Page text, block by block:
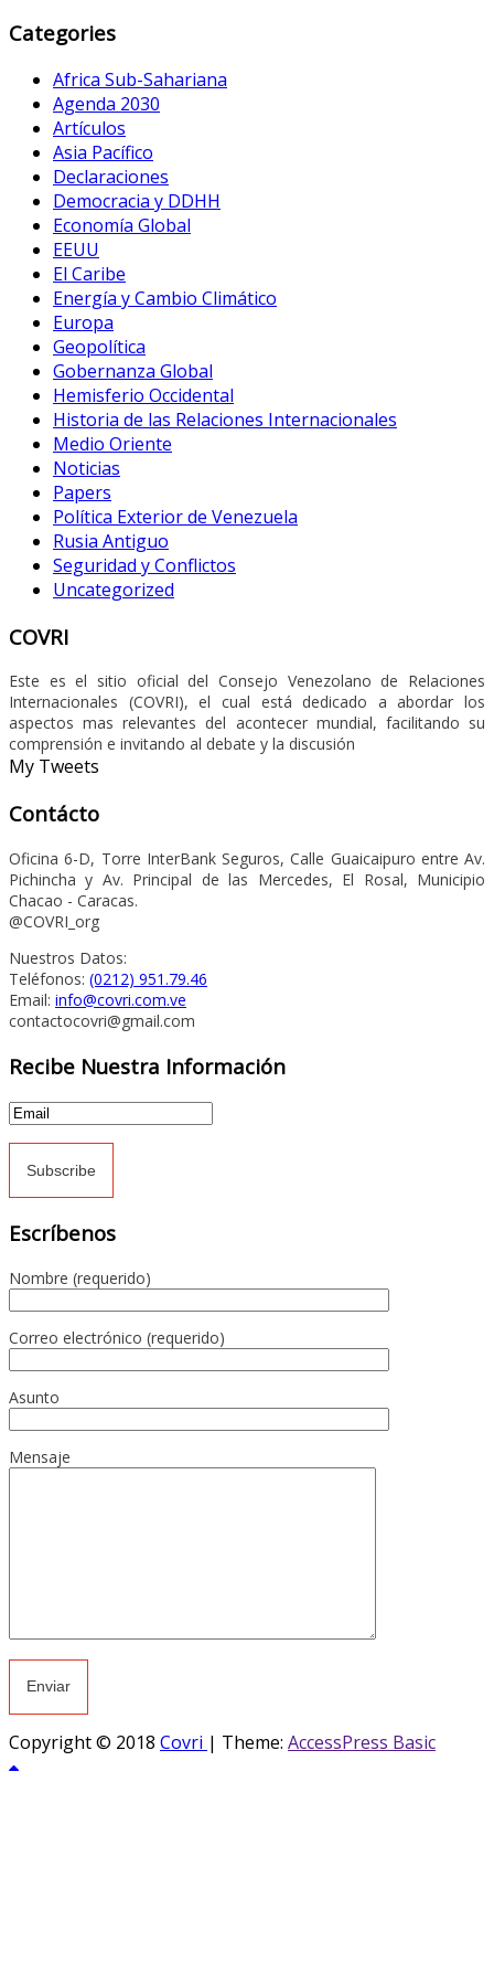
Categories
Africa Sub-Sahariana
Agenda 2030
Artículos
Asia Pacífico
Declaraciones
Democracia y DDHH
Economía Global
EEUU
El Caribe
Energía y Cambio Climático
Europa
Geopolítica
Gobernanza Global
Hemisferio Occidental
Historia de las Relaciones Internacionales
Medio Oriente
Noticias
Papers
Política Exterior de Venezuela
Rusia Antiguo
Seguridad y Conflictos
Uncategorized
COVRI
Este es el sitio oficial del Consejo Venezolano de Relaciones
Internacionales (COVRI), el cual está dedicado a abordar los
aspectos mas relevantes del acontecer mundial, facilitando su
comprensión e invitando al debate y la discusión
My Tweets
Contácto
Oficina 6-D, Torre InterBank Seguros, Calle Guaicaipuro entre Av.
Pichincha y Av. Principal de las Mercedes, El Rosal, Municipio
Chacao - Caracas.
@COVRI_org
Nuestros Datos:
Teléfonos: (0212) 951.79.46
Email: info@covri.com.ve
contactocovri@gmail.com
Recibe Nuestra Información
Escríbenos
Nombre (requerido)
Correo electrónico (requerido)
Asunto
Mensaje
Copyright © 2018 Covri | Theme: AccessPress Basic